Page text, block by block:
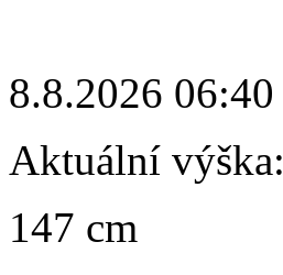
8.8.2026 06:40
Aktuální výška:
147 cm